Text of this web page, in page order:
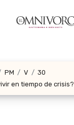
PM V
30
en tiempo de crisis?